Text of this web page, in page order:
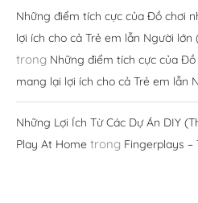
Những điểm tích cực của Đồ chơi
lợi ích cho cả Trẻ em lẫn Người lớn
trong Những điểm tích cực của
mang lại lợi ích cho cả Trẻ em lẫn
Những Lợi Ích Từ Các Dự Án DIY
Play At Home trong Fingerplays –